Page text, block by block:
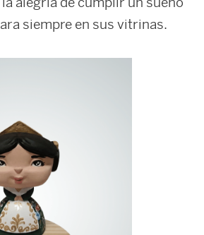
siempre en sus vitrinas.